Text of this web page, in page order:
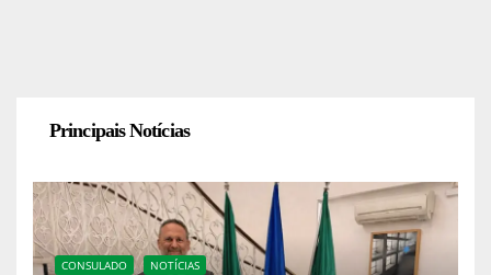
Principais Notícias
CONSULADO NOTÍCIAS